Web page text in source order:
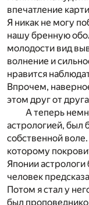
впечатление
Я никак не могу
нашу бренную
молодости вид
волнение и
нравится
Впрочем,
этом друг от
А теперь
астрологией, был
собственной
которому
Японии
человек
Потом я стал у
был